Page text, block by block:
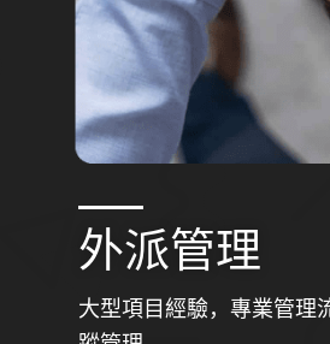
外派管理
大型項目經驗，專業管理